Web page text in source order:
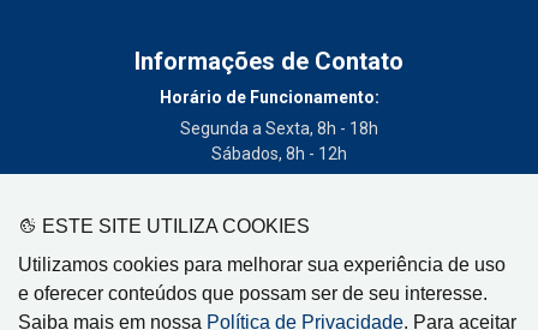
ESTE SITE UTILIZA COOKIES
Utilizamos cookies para melhorar sua experiência de uso
e oferecer conteúdos que possam ser de seu interesse.
Saiba mais em nossa Política de Privacidade. Para aceitar
Informações de Contato
Horário de Funcionamento:
Segunda a Sexta, 8h - 18h
Sábados, 8h - 12h
(19) 3404-3700
Circulação:
Limeira - SP, Artur Nogueira - SP, Cordeirópolis - SP,
Engenheiro Coelho - SP, Iracemápolis - SP